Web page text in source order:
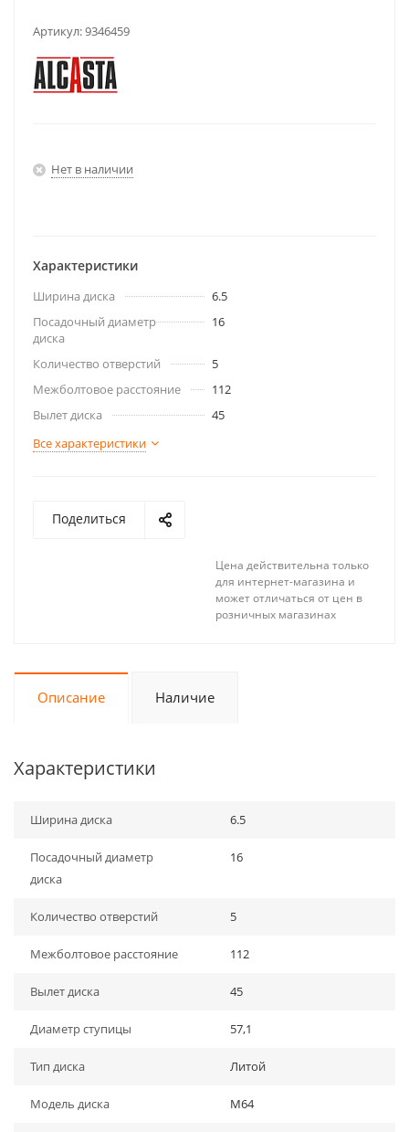
Артикул:9346459
Нет в наличии
Характеристики
Ширина диска
6.5
Посадочный диаметр
диска
16
Количество отверстий
5
Межболтовое расстояние
112
Вылет диска
45
Все характеристики
Поделиться
Цена действительна только
для интернет-магазина и
может отличаться от цен в
розничных магазинах
Описание Наличие
Характеристики
Ширина диска 6.5
Посадочный диаметр
диска
16
Количество отверстий 5
Межболтовое расстояние 112
Вылет диска 45
Диаметр ступицы 57,1
Тип диска Литой
Модель диска M64